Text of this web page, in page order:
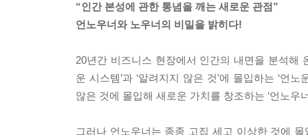
“인간 본성에 관한 통념을 깨는 새로운 관점”
언노우너와 노우너의 비밀을 밝히다!
20년간 비즈니스 현장에서 인간의 내면을 분석해
운 시스템’과 ‘알려지지 않은 것’에 몰입하는 ‘언
않은 것에 몰입해 새로운 가치를 창조하는 ‘언노우
그러나 언노우너는 종종 고집 세고 이상한 것에